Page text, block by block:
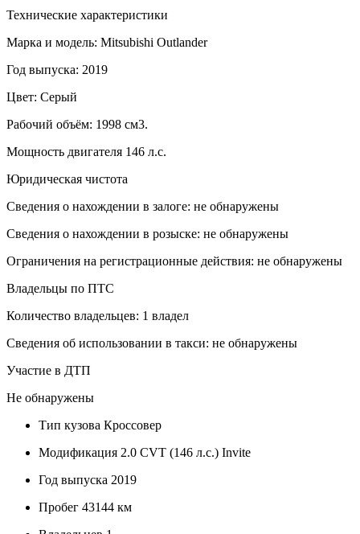
Технические характеристики
Марка и модель: Mitsubishi Outlander
Год выпуска: 2019
Цвет: Серый
Рабочий объём: 1998 см3.
Мощность двигателя 146 л.с.
Юридическая чистота
Сведения о нахождении в залоге: не обнаружены
Сведения о нахождении в розыске: не обнаружены
Ограничения на регистрационные действия: не обнаружены
Владельцы по ПТС
Количество владельцев: 1 владел
Сведения об использовании в такси: не обнаружены
Участие в ДТП
Не обнаружены
Тип кузова Кроссовер
Модификация 2.0 CVT (146 л.с.) Invite
Год выпуска 2019
Пробег 43144 км